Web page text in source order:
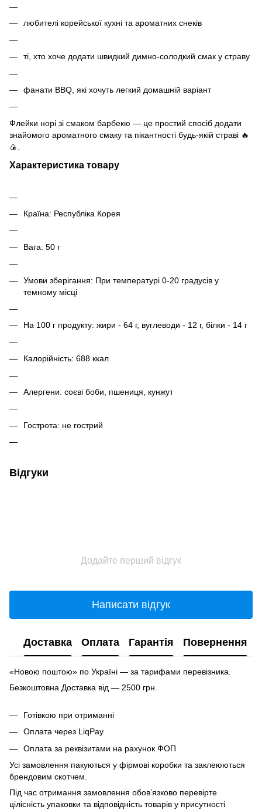
любителі корейської кухні та ароматних снеків
ті, хто хоче додати швидкий димно-солодкий смак у страву
фанати BBQ, які хочуть легкий домашній варіант
Флейки норі зі смаком барбекю — це простий спосіб додати
знайомого ароматного смаку та пікантності будь-якій страві 🔥
🍙.
Характеристика товару
Країна: Республіка Корея
Вага: 50 г
Умови зберігання: При температурі 0-20 градусів у
темному місці
На 100 г продукту: жири - 64 г, вуглеводи - 12 г, білки - 14 г
Калорійність: 688 ккал
Алергени: соєві боби, пшениця, кунжут
Гострота: не гострий
Відгуки
Додайте перший відгук
Написати відгук
Доставка Оплата Гарантія Повернення
«Новою поштою» по Україні — за тарифами перевізника.
Безкоштовна Доставка від — 2500 грн.
Готівкою при отриманні
Оплата через LiqPay
Оплата за реквізитами на рахунок ФОП
Усі замовлення пакуються у фірмові коробки та заклеюються
брендовим скотчем.
Під час отримання замовлення обов’язково перевірте
цілісність упаковки та відповідність товарів у присутності